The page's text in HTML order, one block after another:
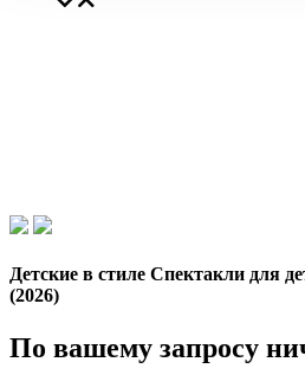
Детские в стиле Спектакли для
(2026)
По вашему запросу